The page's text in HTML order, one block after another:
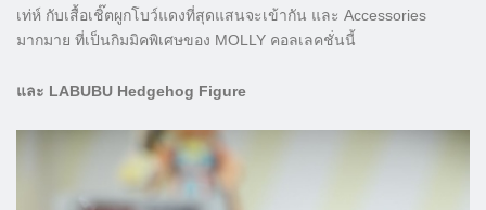
เท่ห์ กับเสื้อเชิ๊ตผูกโบว์แดงที่สุดแสนจะเข้ากัน และ Accessories
มากมาย ที่เป็นกิมมิคพิเศษของ MOLLY คอลเลคชั่นนี้
และ LABUBU Hedgehog Figure